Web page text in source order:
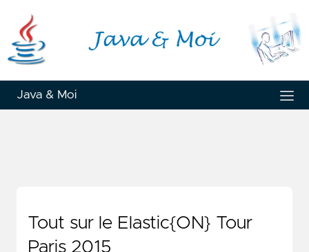
Java & Moi
Tout sur le Elastic{ON} Tour
Paris 2015